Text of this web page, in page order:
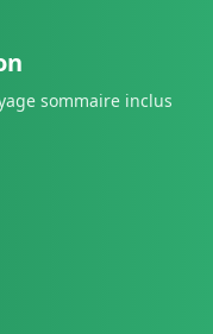
sommaire inclus